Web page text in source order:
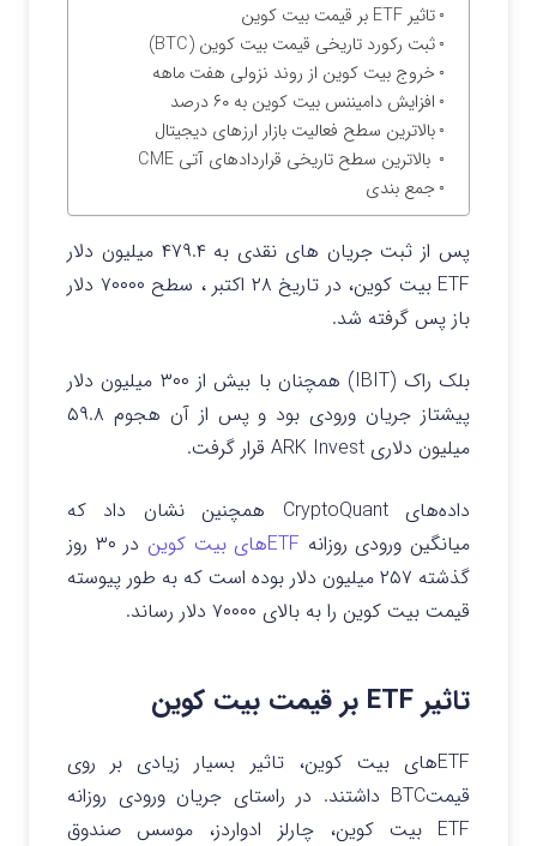
تاثیر ETF بر قیمت بیت کوین
ثبت رکورد تاریخی قیمت بیت کوین (BTC)
خروج بیت کوین از روند نزولی هفت ماهه
افزایش دامیننس بیت کوین به ۶۰ درصد
بالاترین سطح فعالیت بازار ارزهای دیجیتال
بالاترین سطح تاریخی قراردادهای آتی CME
جمع بندی
پس از ثبت جریان های نقدی به ۴۷۹.۴ میلیون دلار
ETF بیت کوین، در تاریخ ۲۸ اکتبر ، سطح ۷۰۰۰۰ دلار
باز پس گرفته شد.
بلک راک (IBIT) همچنان با بیش از ۳۰۰ میلیون دلار
پیشتاز جریان ورودی بود و پس از آن هجوم ۵۹.۸
میلیون دلاری ARK Invest قرار گرفت.
داده‌های CryptoQuant همچنین نشان داد که
میانگین ورودی روزانه ETF‌های بیت‌ کوین
در ۳۰ روز
گذشته ۲۵۷ میلیون دلار بوده است که به طور پیوسته
قیمت‌ بیت‌ کوین را به بالای ۷۰۰۰۰ دلار رساند.
تاثیر ETF بر قیمت بیت کوین
ETFهای بیت کوین، تاثیر بسیار زیادی بر روی
قیمتBTC داشتند. در راستای جریان ورودی روزانه
ETF بیت کوین، چارلز ادواردز، موسس صندوق